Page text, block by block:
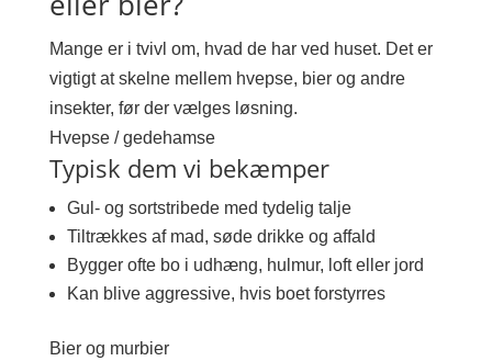
Mange er i tvivl om, hvad de har ved huset. Det er
vigtigt at skelne mellem hvepse, bier og andre
insekter, før der vælges løsning.
Hvepse / gedehamse
Typisk dem vi bekæmper
Gul- og sortstribede med tydelig talje
Tiltrækkes af mad, søde drikke og affald
Bygger ofte bo i udhæng, hulmur, loft eller jord
Kan blive aggressive, hvis boet forstyrres
Bier og murbier